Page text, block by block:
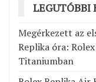
LEGUTÓBBI
Megérkezett az
Replika óra:
Titaniumban